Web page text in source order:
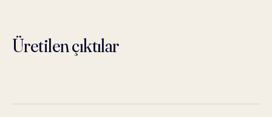
Üretilen çıktılar